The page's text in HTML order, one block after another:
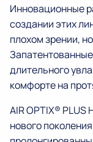
Инновационные
создании этих
плохом зрении,
длительного
комфорте на
AIR OPTIX® PLUS
нового